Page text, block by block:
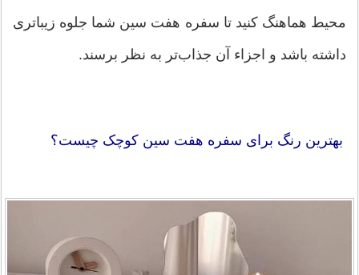
محیط هماهنگ کنید تا سفره هفت سین شما جلوه زیباتری
داشته باشد و اجزاء آن جذاب‌تر به نظر برسند.
بهترین رنگ برای سفره هفت سین کوچک چیست؟